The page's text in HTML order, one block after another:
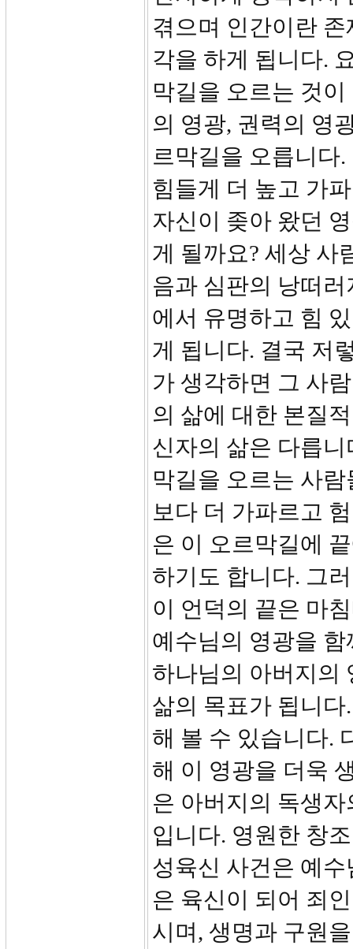
겪으며 인간이란
각을 하게 됩니다.
막길을 오르는 것
의 영광, 권력의 영
르막길을 오릅니다
힘들게 더 높고 가
자신이 좆아 왔던
게 될까요? 세상 사
음과 심판의 낭떠
에서 유명하고 힘
게 됩니다. 결국 저
가 생각하면 그 사
의 삶에 대한 본질
신자의 삶은 다릅
막길을 오르는 사
보다 더 가파르고
은 이 오르막길에
하기도 합니다. 그
이 언덕의 끝은 마
예수님의 영광을
하나님의 아버지의
삶의 목표가 됩니
해 볼 수 있습니다.
해 이 영광을 더욱
은 아버지의 독생
입니다. 영원한 창
성육신 사건은 예
은 육신이 되어 죄
시며, 생명과 구원